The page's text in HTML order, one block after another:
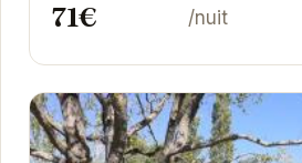
71€ /nuit